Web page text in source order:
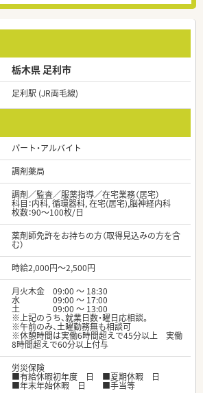
栃木県 足利市
足利駅 (JR両毛線)
パート・アルバイト
調剤薬局
調剤／監査／服薬指導／在宅業務（居宅）
科目：内科, 循環器科, 在宅(居宅),脳神経内科
枚数：90～100枚/日
薬剤師免許をお持ちの方（取得見込みの方を含
む）
時給2,000円～2,500円
月火木金 09:00 ～ 18:30
水 09:00 ～ 17:00
土 09:00 ～ 13:00
※上記のうち、就業日数・曜日応相談。
※午前のみ、土曜勤務無も相談可
※休憩時間は実働6時間超えで45分以上 実働
8時間超えで60分以上付与
労災保険
■有給休暇初年度 日 ■夏期休暇 日
■年末年始休暇 日 ■手当等